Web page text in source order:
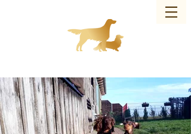
Charmed Bandit of JAG – Hundezucht